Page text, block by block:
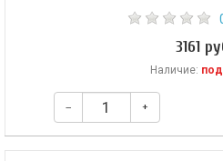
3161
Наличие: под
– +
В центре амулета — бусина Дзи «Глаз